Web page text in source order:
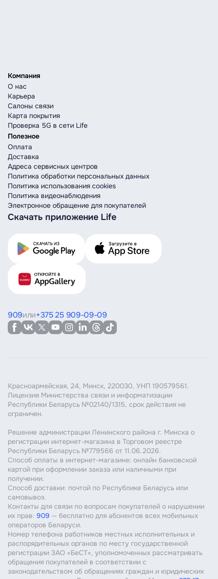
Компания
О нас
Карьера
Салоны связи
Карта покрытия
Проверка 5G в сети Life
Полезное
Оплата
Доставка
Адреса сервисных центров
Политика обработки персональных данных
Политика использования cookies
Политика видеонаблюдения
Электронное обращение для покупателей
Скачать приложение Life
909или+375 25 909-09-09
Красноармейская, 24, Минск, 220030, УНП 190579561.
Лицензия Министерства связи и информатизации
Республики Беларусь №02140/1315, срок действия не
ограничен.
Решение администрации Ленинского района г. Минска о
регистрации интернет-магазина в Торговом реестре
Республики Беларусь №779566 от 11.06.2026.
Способ оплаты в интернет-магазине: онлайн банковской
картой при оформлении заказа или наличными при
получении.
Способ доставки: почтой по Республике Беларусь или
самовывоз.
Контакты для связи по вопросам покупателей о нарушении
их прав: 909 — бесплатно для абонентов всех мобильных
операторов Беларуси.
Номер телефона работников местных исполнительных и
распорядительных органов по месту государственной
регистрации ЗАО «БеСТ», уполномоченных рассматривать
обращения покупателей в соответствии с
законодательством об обращениях граждан и юридических